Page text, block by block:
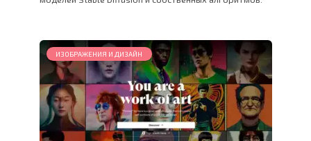
ИЗОБРАЖЕНИЯ И ДИЗАЙН